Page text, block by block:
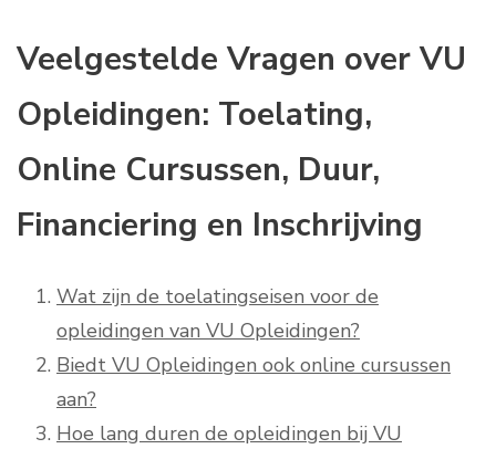
Veelgestelde Vragen over VU
Opleidingen: Toelating,
Online Cursussen, Duur,
Financiering en Inschrijving
Wat zijn de toelatingseisen voor de
opleidingen van VU Opleidingen?
Biedt VU Opleidingen ook online cursussen
aan?
Hoe lang duren de opleidingen bij VU